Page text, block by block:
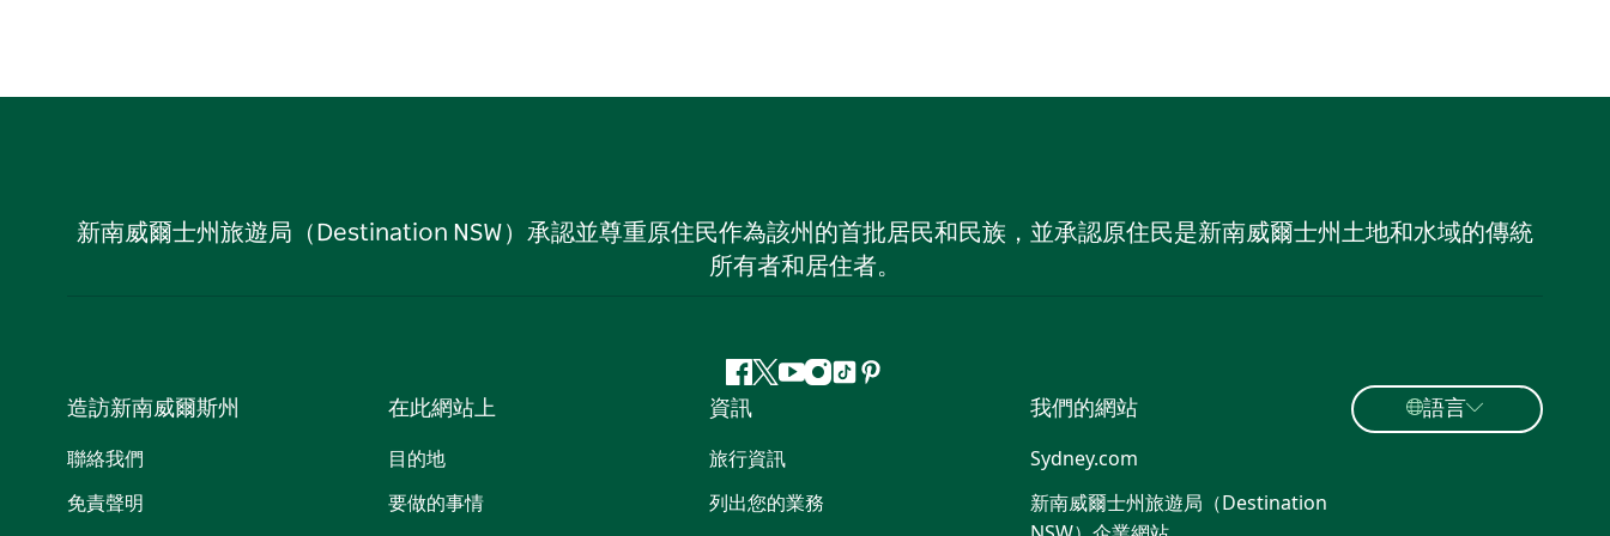
新南威爾士州旅遊局（Destination NSW）承認並尊重原住民作為該州的首批居民和民族，並承認原住民是新南威爾士州土地和水域的傳統
所有者和居住者。
Facebook
嘰
喳
喳
Youtube
Instagram
抖 Pinterest
造訪新南威爾斯州
聯絡我們
免責聲明
在此網站上
目的地
要做的事情
資訊
旅行資訊
列出您的業務
我們的網站
Sydney.com
新南威爾士州旅遊局（Destination
語言